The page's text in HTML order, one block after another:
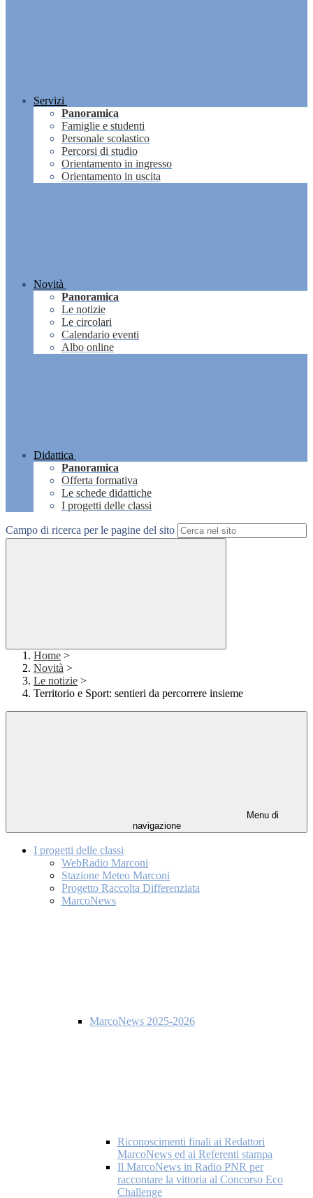
Servizi
Panoramica
Famiglie e studenti
Personale scolastico
Percorsi di studio
Orientamento in ingresso
Orientamento in uscita
Novità
Panoramica
Le notizie
Le circolari
Calendario eventi
Albo online
Didattica
Panoramica
Offerta formativa
Le schede didattiche
I progetti delle classi
Campo di ricerca per le pagine del sito
Home >
Novità >
Le notizie >
Territorio e Sport: sentieri da percorrere insieme
Menu di
navigazione
I progetti delle classi
WebRadio Marconi
Stazione Meteo Marconi
Progetto Raccolta Differenziata
MarcoNews
MarcoNews 2025-2026
Riconoscimenti finali ai Redattori
MarcoNews ed ai Referenti stampa
Il MarcoNews in Radio PNR per
raccontare la vittoria al Concorso Eco
Challenge